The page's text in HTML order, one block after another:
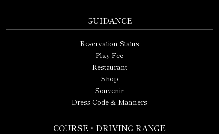
GUIDANCE
Reservation Status
Play Fee
Restaurant
Shop
Souvenir
Dress Code & Manners
COURSE・DRIVING RANGE